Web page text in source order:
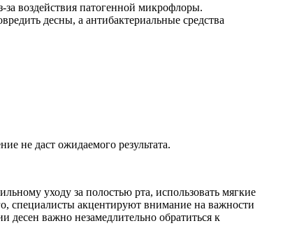
воздействия патогенной микрофлоры.
десны, а антибактериальные средства
не даст ожидаемого результата.
уходу за полостью рта, использовать мягкие
специалисты акцентируют внимание на важности
десен важно незамедлительно обратиться к